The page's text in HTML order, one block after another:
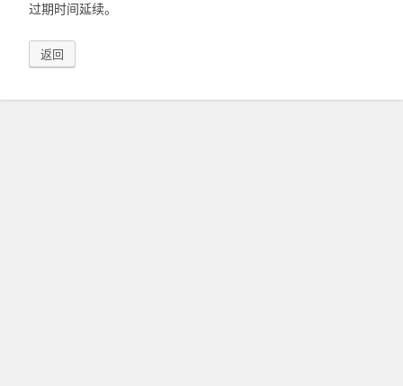
过期时间延续。
返回